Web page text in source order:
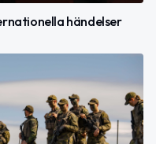
händelser